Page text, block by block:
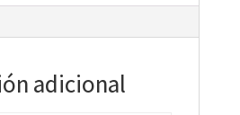
adicional